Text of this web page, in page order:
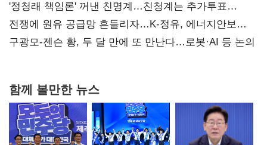
'정청래 책임론' 꺼낸 친명계…친청계는 추가투표
때리기
전쟁에 원유 공급망 흔들리자…K-정유, 에너지안보
핵심으로 재부상
구광모-젠슨 황, 두 달 만에 또 만난다…로봇·AI 등 논의
함께 볼만한 뉴스